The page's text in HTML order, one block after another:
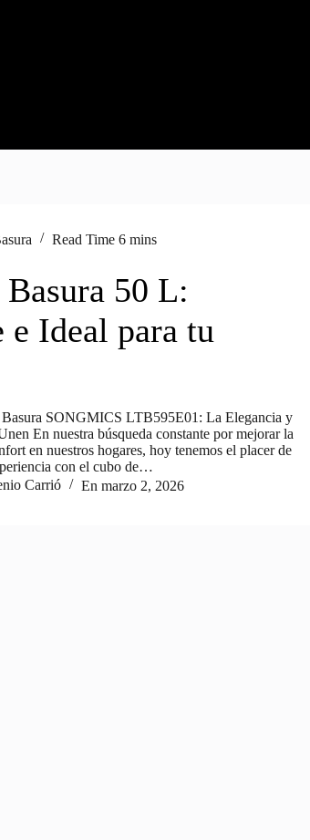
Read Time 6 mins
50 L:
e Ideal para tu
Basura SONGMICS LTB595E01: La Elegancia y
En nuestra búsqueda constante por mejorar la
en nuestros hogares, hoy tenemos el placer de
con el cubo de…
Carrió En marzo 2, 2026